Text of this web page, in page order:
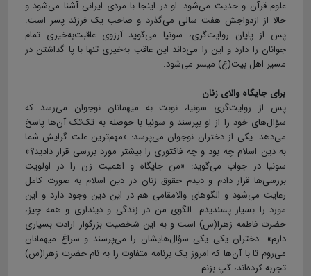
علوم قرآن و حدیث می‌شود. او در اینجا با مردی ایرانی آشنا می‌شود و
حالا از ازدواجش هفت سالی می‌گذرد و صاحب یک فرزند پسر است.
پس از پایان روایت‌گری، سونیا می‌گوید آرزوی عاقبت‌به‌خیری تمام
جوانان را دارد و این را می‌داند این عاقب به‌خیری تنها با پا گذاشتن در
مسیر اهل بیت(ع) میسر می‌شود.
برای جایگاه والای زنان
پس از روایت‌گری سونیا، نوبت به میهمانان نوجوان می‌رسد که
سؤال‌های خود را از او بپرسند و سونیا با حوصله به تک‌تک آن‌ها پاسخ
می‌دهد. یکی از دختران نوجوان می‌پرسد: «مهم‌ترین علت گرایش شما
به دین اسلام چه بود و چه فاکتوری را بیشتر مورد بررسی قرار دادید؟»
سونیا در جواب می‌گوید: «من جایگاه و اهمیت زن را در اولویت
بررسی‌ها قرار دادم و دیدم حقوق زنان در دین اسلام به صورت کامل
رعایت می‌شود و الگوهای والامقامی هم در این دین وجود دارد و این
مورد را بسیار پسندیدم. الگوی من در زندگی و دینداری و همه چیز،
حضرت فاطمه زهرا(س) است و به این شخصیت بزرگوار ارادت بسیاری
دارم». دختران یکی یکی سؤال‌هایشان را می‌پرسند و سراغ میهمانان
می‌روم تا با آن‌ها که امروز یک برنامه متفاوت را به نام حضرت زهرا(س)
تجربه کرده‌اند، گپ بزنم.